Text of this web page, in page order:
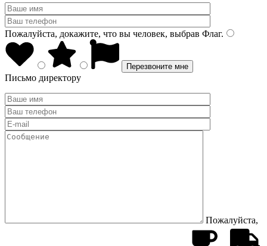
Пожалуйста, докажите, что вы человек, выбрав Флаг.
Письмо директору
Пожалуйста,